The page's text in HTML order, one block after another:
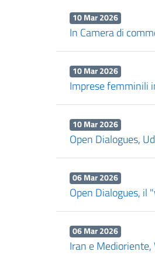
10 Mar 2026
In Camera di
10 Mar 2026
Imprese femminili
10 Mar 2026
Open Dialogues,
06 Mar 2026
Open Dialogues, il
06 Mar 2026
Iran e